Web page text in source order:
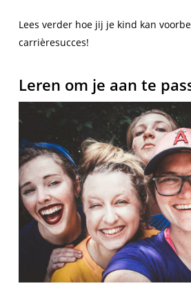
Lees verder hoe jij je kind kan
carrièresucces!
Leren om je aan te